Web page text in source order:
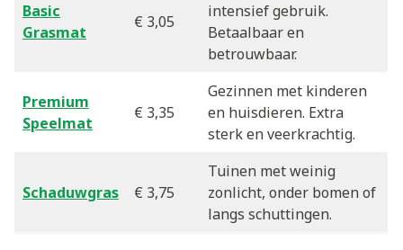
Basic
Grasmat
€ 3,05
intensief gebruik.
Betaalbaar en
betrouwbaar.
Premium
Speelmat
€ 3,35
Gezinnen met kinderen
en huisdieren. Extra
sterk en veerkrachtig.
Schaduwgras € 3,75
Tuinen met weinig
zonlicht, onder bomen of
langs schuttingen.